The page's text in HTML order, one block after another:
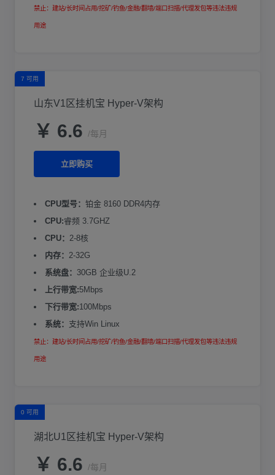
禁止：建站/长时间占用/挖矿/钓鱼/金融/翻墙/端口扫描/代理发包等违法违规
用途
7 可用
山东V1区挂机宝 Hyper-V架构
￥ 6.6 /每月
立即购买
CPU型号： 铂金 8160 DDR4内存
CPU:睿频 3.7GHZ
CPU： 2-8核
内存： 2-32G
系统盘： 30GB 企业级U.2
上行带宽:5Mbps
下行带宽:100Mbps
系统： 支持Win Linux
禁止：建站/长时间占用/挖矿/钓鱼/金融/翻墙/端口扫描/代理发包等违法违规
用途
0 可用
湖北U1区挂机宝 Hyper-V架构
￥ 6.6 /每月